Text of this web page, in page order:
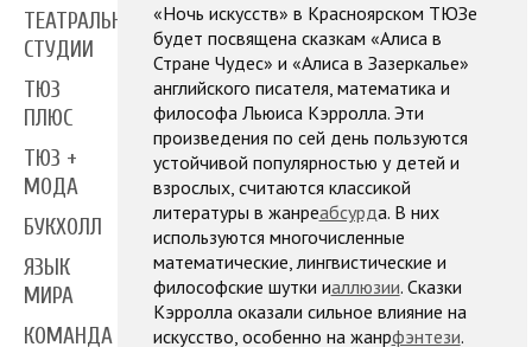
ТЕАТРАЛЬНЫЕ
СТУДИИ
ТЮЗ
ПЛЮС
ТЮЗ +
МОДА
БУКХОЛЛ
ЯЗЫК
МИРА
КОМАНДА
«Ночь искусств» в Красноярском ТЮЗе
будет посвящена сказкам «Алиса в
Стране Чудес» и «Алиса в Зазеркалье»
английского писателя, математика и
философа Льюиса Кэрролла. Эти
произведения по сей день пользуются
устойчивой популярностью у детей и
взрослых, считаются классикой
литературы в жанреабсурда. В них
используются многочисленные
математические, лингвистические и
философские шутки иаллюзии. Сказки
Кэрролла оказали сильное влияние на
искусство, особенно на жанрфэнтези.